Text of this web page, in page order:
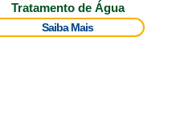
Tratamento de Água
Saiba Mais